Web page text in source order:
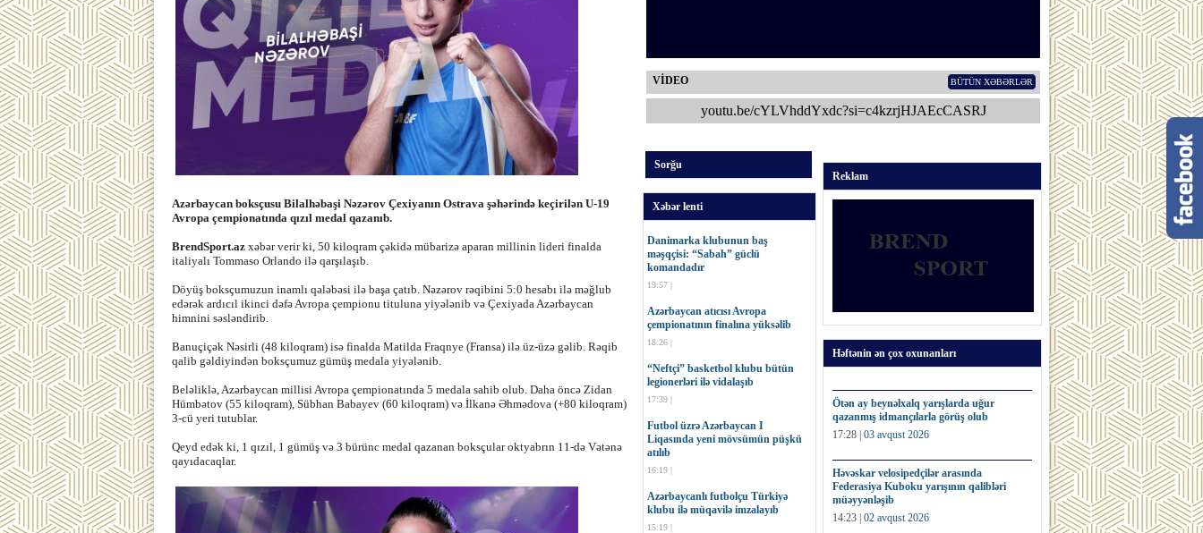
VİDEO BÜTÜN XƏBƏRLƏR
youtu.be/cYLVhddYxdc?si=c4kzrjHJAEcCASRJ
Sorğu
Xəbər lenti
Danimarka klubunun baş
məşqçisi: “Sabah” güclü
komandadır
19:57 |
Azərbaycan atıcısı Avropa
çempionatının finalına yüksəlib
18:26 |
“Neftçi” basketbol klubu bütün
legionerləri ilə vidalaşıb
17:39 |
Futbol üzrə Azərbaycan I
Liqasında yeni mövsümün püşkü
atılıb
16:19 |
Azərbaycanlı futbolçu Türkiyə
klubu ilə müqavilə imzalayıb
15:19 |
Reklam
Həftənin ən çox oxunanları
Ötən ay beynəlxalq yarışlarda uğur
qazanmış idmançılarla görüş olub
17:28 | 03 avqust 2026
Həvəskar velosipedçilər arasında
Federasiya Kuboku yarışının qalibləri
müəyyənləşib
14:23 | 02 avqust 2026
Azərbaycan boksçusu Bilalhəbaşi Nəzərov Çexiyanın Ostrava şəhərində keçirilən U-19
Avropa çempionatında qızıl medal qazanıb.
BrendSport.az xəbər verir ki, 50 kiloqram çəkidə mübarizə aparan millinin lideri finalda
italiyalı Tommaso Orlando ilə qarşılaşıb.
Döyüş boksçumuzun inamlı qələbəsi ilə başa çatıb. Nəzərov rəqibini 5:0 hesabı ilə məğlub
edərək ardıcıl ikinci dəfə Avropa çempionu tituluna yiyələnib və Çexiyada Azərbaycan
himnini səsləndirib.
Banuçiçək Nəsirli (48 kiloqram) isə finalda Matilda Fraqnye (Fransa) ilə üz-üzə gəlib. Rəqib
qalib gəldiyindən boksçumuz gümüş medala yiyələnib.
Beləliklə, Azərbaycan millisi Avropa çempionatında 5 medala sahib olub. Daha öncə Zidan
Hümbətov (55 kiloqram), Sübhan Babayev (60 kiloqram) və İlkanə Əhmədova (+80 kiloqram)
3-cü yeri tutublar.
Qeyd edək ki, 1 qızıl, 1 gümüş və 3 bürünc medal qazanan boksçular oktyabrın 11-də Vətənə
qayıdacaqlar.